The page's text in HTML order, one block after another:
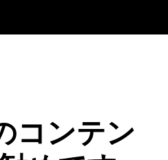
コンテン